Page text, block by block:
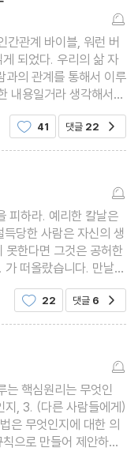
비결
정하라
라
간관계 바이블, 워런 버
되었다. 우리의 삶 자
과의 관계를 통해서 이루
내용일거라 생각해서
다. 그런데 갑자기 읽어
사람을41 댓글 22
피하라. 예리한 칼날은
당한 사람은 자신의 생
못한다면 그것은 공허한
떠올랐습니다. 만날
드는 확실한 방법과 그
.
22 댓글 6
지, 3. (다른 사람들에게)
은 무엇인지에 대한 의
으로 만들어 제안하고